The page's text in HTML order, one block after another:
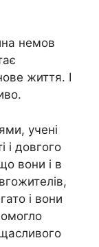
немов
життя. І
учені
і довгого
вони і в
і вони